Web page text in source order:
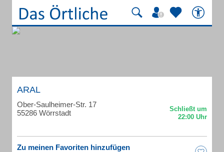
ARAL
Ober-Saulheimer-Str. 17
55286 Wörrstadt
Zu meinen Favoriten hinzufügen